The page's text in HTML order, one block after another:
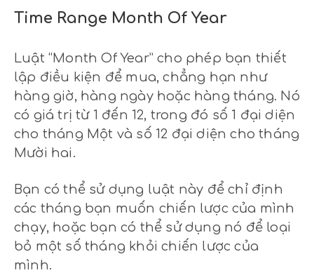
Time Range Month Of Year
Luật “Month Of Year” cho phép bạn thiết
lập điều kiện để mua, chẳng hạn như
hàng giờ, hàng ngày hoặc hàng tháng. Nó
có giá trị từ 1 đến 12, trong đó số 1 đại diện
cho tháng Một và số 12 đại diện cho tháng
Mười hai.
Bạn có thể sử dụng luật này để chỉ định
các tháng bạn muốn chiến lược của mình
chạy, hoặc bạn có thể sử dụng nó để loại
bỏ một số tháng khỏi chiến lược của
mình.